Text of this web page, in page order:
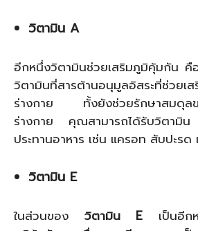
วิตามิน A
อีกหนึ่งวิตามินช่วยเสริมภูมิคุ้มกัน คื
วิตามินที่สารต้านอนุมูลอิสระที่ช่วยเ
ร่างกาย ทั้งยังช่วยรักษาสมดุลข
ร่างกาย คุณสามารถได้รับวิตามิ
ประทานอาหาร เช่น แครอท สับปะร
วิตามิน E
ในส่วนของ วิตามิน E เป็นอีก